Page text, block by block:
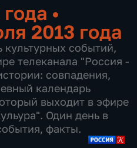
•
2013 года
событий,
телеканала "Россия -
совпадения,
календарь
выходит в эфире
Один день в
факты.